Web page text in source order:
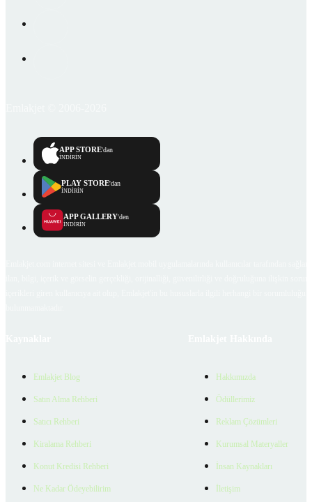
APP STORE'dan
İNDİRİN
PLAY STORE'dan
İNDİRİN
APP GALLERY'den
İNDİRİN
Emlakjet Blog
Satın Alma Rehberi
Satıcı Rehberi
Kiralama Rehberi
Konut Kredisi Rehberi
Ne Kadar Ödeyebilirim
Hakkımızda
Ödüllerimiz
Reklam Çözümleri
Kurumsal Materyaller
İnsan Kaynakları
İletişim